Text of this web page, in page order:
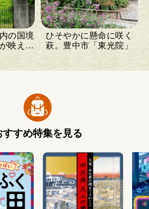
の国境
映える
池…
ひそやかに懸命に咲く
萩。豊中市「東光院」
すすめ特集を見る